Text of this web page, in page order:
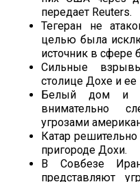
передает Reuters.
Тегеран не
целью была
источник в сфере
Сильные
столице Дохе и ее
Белый дом и
внимательно
угрозами
Катар
пригороде Дохи.
В Совбезе
представляют